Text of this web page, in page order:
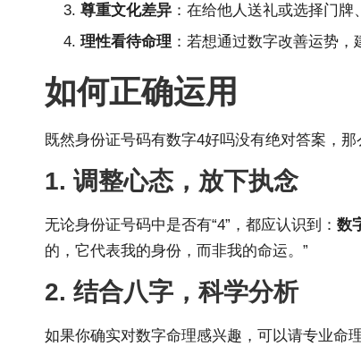
尊重文化差异 ：在给他人送礼或选择门
理性看待命理 ：若想通过数字改善运势，
如何正确运用
既然身份证号码有数字4好吗没有绝对答案，
1. 调整心态，放下执念
无论身份证号码中是否有“4”，都应认识到： 数
的，它代表我的身份，而非我的命运。”
2. 结合八字，科学分析
如果你确实对数字命理感兴趣，可以请专业命